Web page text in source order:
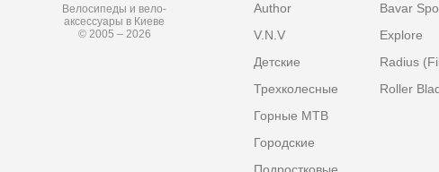
Велосипеды и вело-
аксессуары в Киеве
© 2005 – 2026
Author
V.N.V
Детские
Трехколесные
Горные MTB
Городские
Bavar
Explore
Radius
Roller